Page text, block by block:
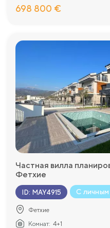
698 800 €
Частная вилла
Фетхие
ID: MAY4915 С личным
Фетхие
Комнат: 4+1